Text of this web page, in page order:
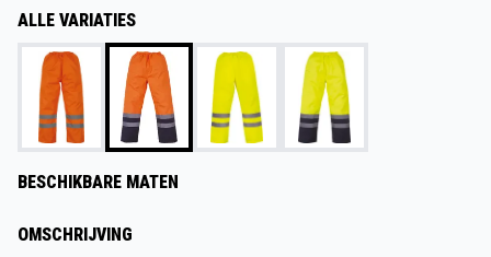
ALLE VARIATIES
BESCHIKBARE MATEN
OMSCHRIJVING